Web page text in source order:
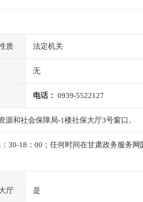
质 法定机关
无
电话： 0939-5522127
和社会保障局-1楼社保大厅3号窗口。
30-18：00；任何时间在甘肃政务服务
厅 是